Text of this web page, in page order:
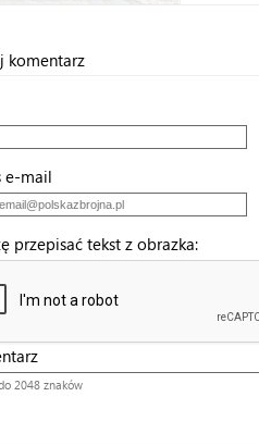
komentarz
e-mail
przepisać tekst z obrazka: